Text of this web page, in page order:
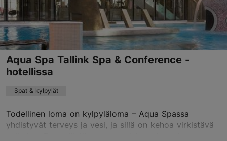
+372 6600700
Varaa nyt
Aqua Spa Tallink Spa & Conference -
hotellissa
Spat & kylpylät
Todellinen loma on kylpyläloma – Aqua Spassa
yhdistyvät terveys ja vesi, ja sillä on kehoa virkistävä